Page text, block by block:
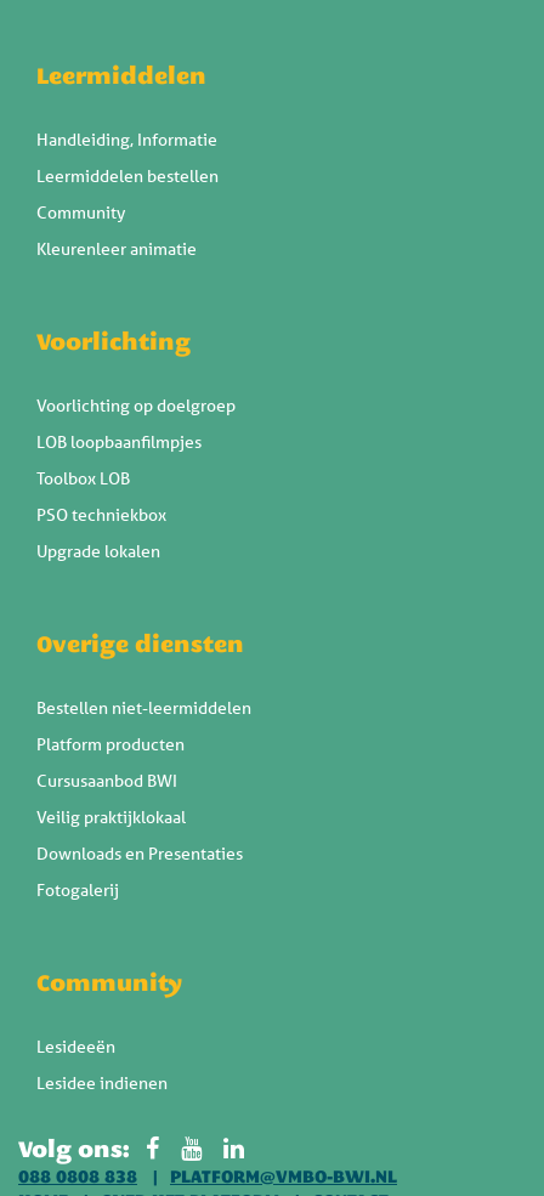
Leermiddelen
Handleiding, Informatie
Leermiddelen bestellen
Community
Kleurenleer animatie
Voorlichting
Voorlichting op doelgroep
LOB loopbaanfilmpjes
Toolbox LOB
PSO techniekbox
Upgrade lokalen
Overige diensten
Bestellen niet-leermiddelen
Platform producten
Cursusaanbod BWI
Veilig praktijklokaal
Downloads en Presentaties
Fotogalerij
Community
Lesideeën
Lesidee indienen
Volg ons:
088 0808 838
PLATFORM@VMBO-BWI.NL